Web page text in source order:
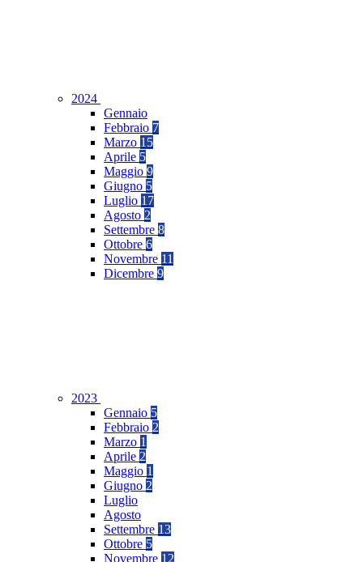
2024
Gennaio
Febbraio 7
Marzo 15
Aprile 5
Maggio 9
Giugno 5
Luglio 17
Agosto 2
Settembre 8
Ottobre 6
Novembre 11
Dicembre 9
2023
Gennaio 5
Febbraio 2
Marzo 1
Aprile 2
Maggio 1
Giugno 2
Luglio
Agosto
Settembre 13
Ottobre 5
Novembre 12